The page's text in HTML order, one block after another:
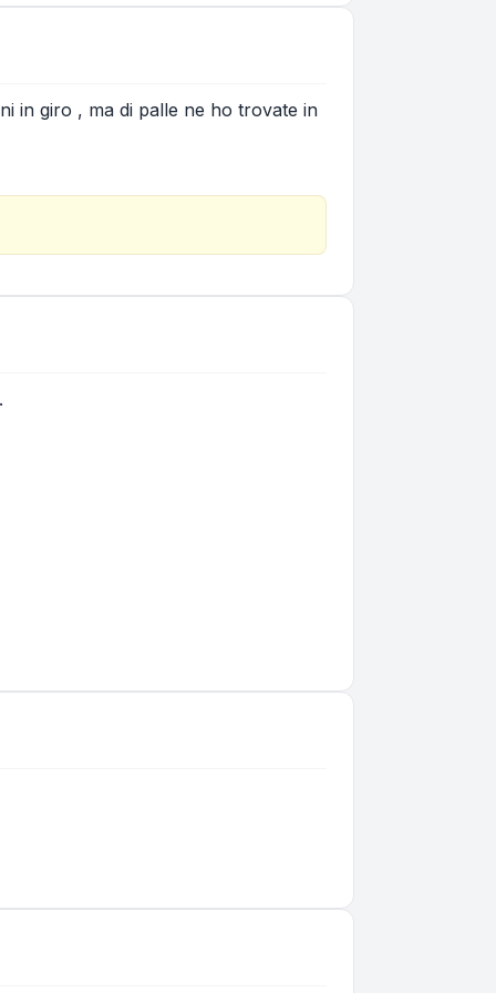
in giro , ma di palle ne ho trovate in